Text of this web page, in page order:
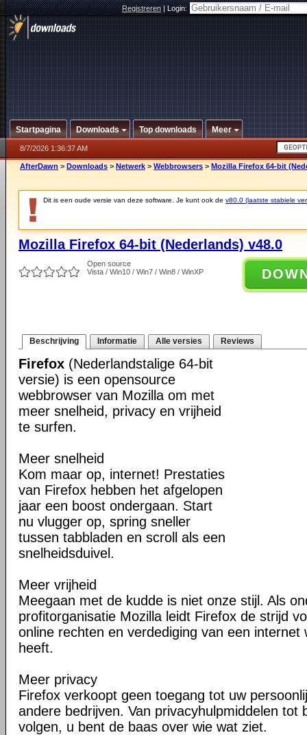
Registreren|Login:
Startpagina Downloads Top downloads Meer
8/7/2026 1:36:37 AM
AfterDawn > Downloads > Netwerk > Webbrowsers > Mozilla Firefox 64-bit
Dit is een oude versie van deze software. Je kunt ook de v80.0 (laatste stabiele
Mozilla Firefox 64-bit (Nederlands) v48.0
Open source
Vista / Win10 / Win7 / Win8 / WinXP
Beschrijving Informatie Alle versies Reviews
Firefox (Nederlandstalige 64-bit
versie) is een opensource
webbrowser van Mozilla om met
meer snelheid, privacy en vrijheid
te surfen.
Meer snelheid
Kom maar op, internet! Prestaties
van Firefox hebben het afgelopen
jaar een boost ondergaan. Start
nu vlugger op, spring sneller
tussen tabbladen en scroll als een
snelheidsduivel.
Meer vrijheid
Meegaan met de kudde is niet onze stijl. Als
profitorganisatie Mozilla leidt Firefox de strijd
online rechten en verdediging van een internet
heeft.
Meer privacy
Firefox verkoopt geen toegang tot uw
andere bedrijven. Van privacyhulpmiddelen tot
volgen, u bent de baas over wie wat ziet.